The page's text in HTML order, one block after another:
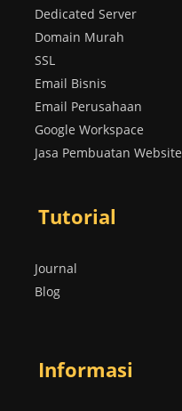
Dedicated Server
Domain Murah
SSL
Email Bisnis
Email Perusahaan
Google Workspace
Jasa Pembuatan Website
Tutorial
Journal
Blog
Informasi